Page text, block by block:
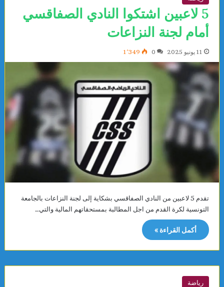
5 لاعبين اشتكوا النادي الصفاقسي
أمام لجنة النزاعات
11 يونيو 2025 0 1٬349
تقدم 5 لاعبين من النادي الصفاقسي بشكاية إلى لجنة النزاعات بالجامعة
التونسية لكرة القدم من اجل المطالبة بمستحقاتهم المالية والتي…
أكمل القراءة »
رياضة